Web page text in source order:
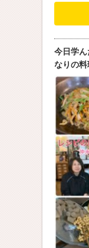
今日学
なりの料